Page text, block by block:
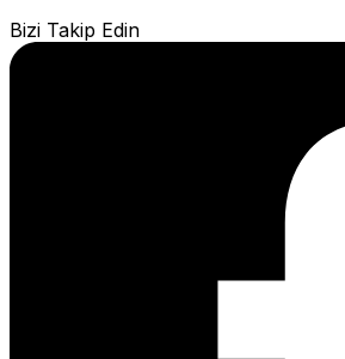
Bizi Takip Edin